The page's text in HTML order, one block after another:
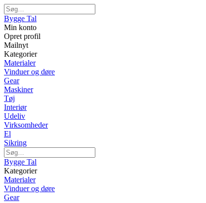
Bygge Tal
Min konto
Opret profil
Mailnyt
Kategorier
Materialer
Vinduer og døre
Gear
Maskiner
Tøj
Interiør
Udeliv
Virksomheder
El
Sikring
Bygge Tal
Kategorier
Materialer
Vinduer og døre
Gear